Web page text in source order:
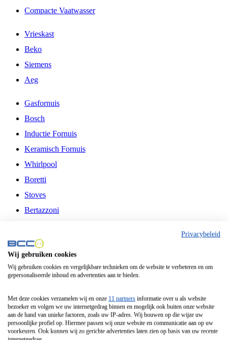
Compacte Vaatwasser
Vrieskast
Beko
Siemens
Aeg
Gasfornuis
Bosch
Inductie Fornuis
Keramisch Fornuis
Whirlpool
Boretti
Stoves
Bertazzoni
Fitelli
Airfryer
Frituurpan
Contactgrill
Broodbakmachine
Broodrooster
Privacybeleid
Wij gebruiken cookies
Wij gebruiken cookies en vergelijkbare technieken om de website te verbeteren en om
gepersonaliseerde inhoud en advertenties aan te bieden.
Met deze cookies verzamelen wij en onze 11 partners informatie over u als website
bezoeker en volgen we uw internetgedrag binnen en mogelijk ook buiten onze website
aan de hand van unieke factoren, zoals uw IP-adres. Wij bouwen op die wijze uw
persoonlijke profiel op. Hiermee passen wij onze website en communicatie aan op uw
voorkeuren. Ook kunnen wij zo gerichte advertenties laten zien op basis van uw recente